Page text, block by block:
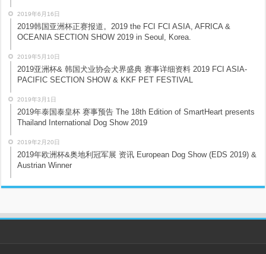
2019年6月16日
2019韩国亚洲杯正赛报道。2019 the FCI FCI ASIA, AFRICA &
OCEANIA SECTION SHOW 2019 in Seoul, Korea.
2019年5月10日
2019亚洲杯& 韩国犬业协会犬界盛典 赛事详细资料 2019 FCI ASIA-
PACIFIC SECTION SHOW & KKF PET FESTIVAL
2019年3月1日
2019年泰国泰皇杯 赛事预告 The 18th Edition of SmartHeart presents
Thailand International Dog Show 2019
2019年2月20日
2019年欧洲杯&奥地利冠军展 资讯 European Dog Show (EDS 2019) &
Austrian Winner